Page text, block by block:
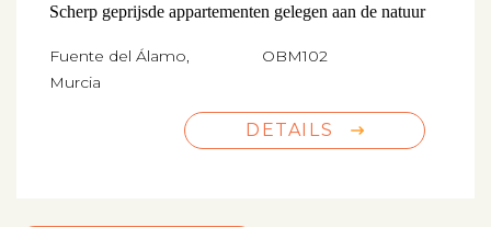
Scherp geprijsde appartementen gelegen aan de natuur
Fuente del Álamo,
Murcia
OBM102
DETAILS